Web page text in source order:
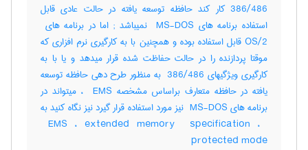
386/486 کار کند حافظه توسعه یافته در حالت عادی قابل
OS/2 قابل استفاده بوده و همچنین با به کارگیری نرم افزاری که
موقتا پردازنده را در حالت حفاظت شده قرار میدهد و یا با به
کارگیری ویژگیهای ‎ 386/486 به منظور طرح دهی حافظه توسعه
یافته در حافظه متعارف براساس مشخصه ‎ EMS ، میتواند در
برنامه های ‎ MS-DOS نیز مورد استفاده قرار گیرد نیز نگاه کنید به
‎ EMS ، ‎extended memory ‎ specification ، ‎
protected mode